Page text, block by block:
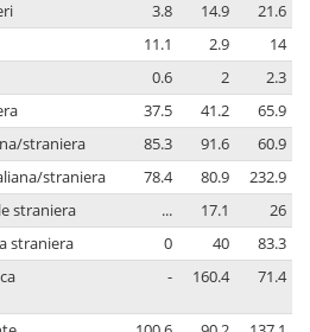
3.8 14.9
21.6
11.1 2.9
14
0.6 2
2.3
37.5 41.2
65.9
straniera
85.3 91.6
60.9
straniera
78.4 80.9
232.9
straniera
... 17.1
26
straniera
0 40
83.3
- 160.4 71.4